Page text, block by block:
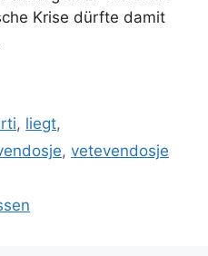
Krise dürfte damit
, liegt,
, vetevendosje